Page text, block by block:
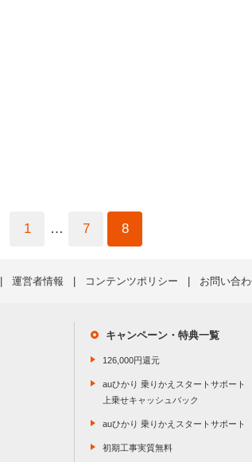
1 … 7 8
運営者情報 コンテンツポリシー お問い合
キャンペーン・特典一覧
126,000円還元
auひかり 乗りかえスタートサポート
上乗せキャッシュバック
auひかり 乗りかえスタートサポート
初期工事実質無料